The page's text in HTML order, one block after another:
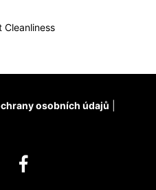
Cleanliness
osobních údajů